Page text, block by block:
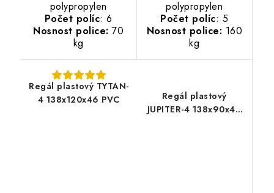
polypropylen
Počet políc: 6
Nosnost police:70
kg
polypropylen
Počet políc: 5
Nosnost police: 160
kg
Regál plastový TYTAN-
4 138x120x46 PVC
Regál plastový
JUPITER-4 138x90x46